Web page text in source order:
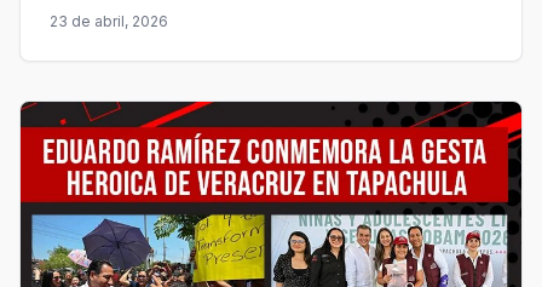
23 de abril, 2026